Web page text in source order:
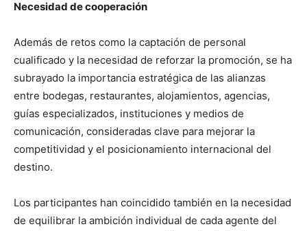
Necesidad de cooperación
Además de retos como la captación de personal
cualificado y la necesidad de reforzar la promoción, se ha
subrayado la importancia estratégica de las alianzas
entre bodegas, restaurantes, alojamientos, agencias,
guías especializados, instituciones y medios de
comunicación, consideradas clave para mejorar la
competitividad y el posicionamiento internacional del
destino.
Los participantes han coincidido también en la necesidad
de equilibrar la ambición individual de cada agente del